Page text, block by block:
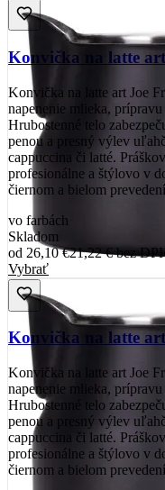
Konvička na latte
Konvička na latte art Joe
napenenie mlieka,
Hrubostenné telo
penou a presný výlev
cappuccina či latté.
profesionálne a štýlovo v
čiernom a bielom prevedení
vo farbách
Skladom
od 26,10 €21,22 €bez
Vybrať
Konvička na latte
Konvička na latte art Joe
napenenie mlieka,
Hrubostenné telo
penou a presný výlev
cappuccina či latté.
profesionálne a štýlovo v
čiernom a bielom prevedení